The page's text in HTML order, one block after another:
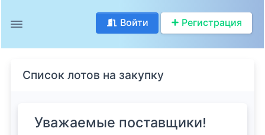
Войти Регистрация
Список лотов на закупку
Уважаемые поставщики!